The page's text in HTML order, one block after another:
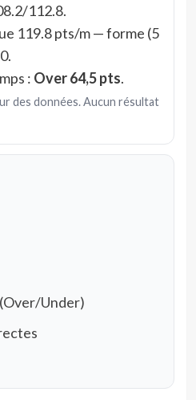
112.8.
119.8 pts/m — forme (5
: Over 64,5 pts.
des données. Aucun résultat
Under)